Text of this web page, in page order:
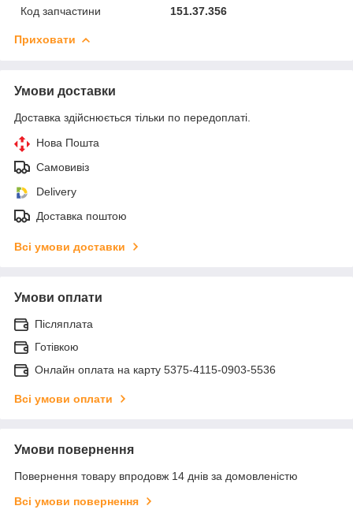
Код запчастини
151.37.356
Приховати
Умови доставки
Доставка здійснюється тільки по передоплаті.
Нова Пошта
Самовивіз
Delivery
Доставка поштою
Всі умови доставки
Умови оплати
Післяплата
Готівкою
Онлайн оплата на карту 5375-4115-0903-5536
Всі умови оплати
Умови повернення
Повернення товару впродовж 14 днів за домовленістю
Всі умови повернення